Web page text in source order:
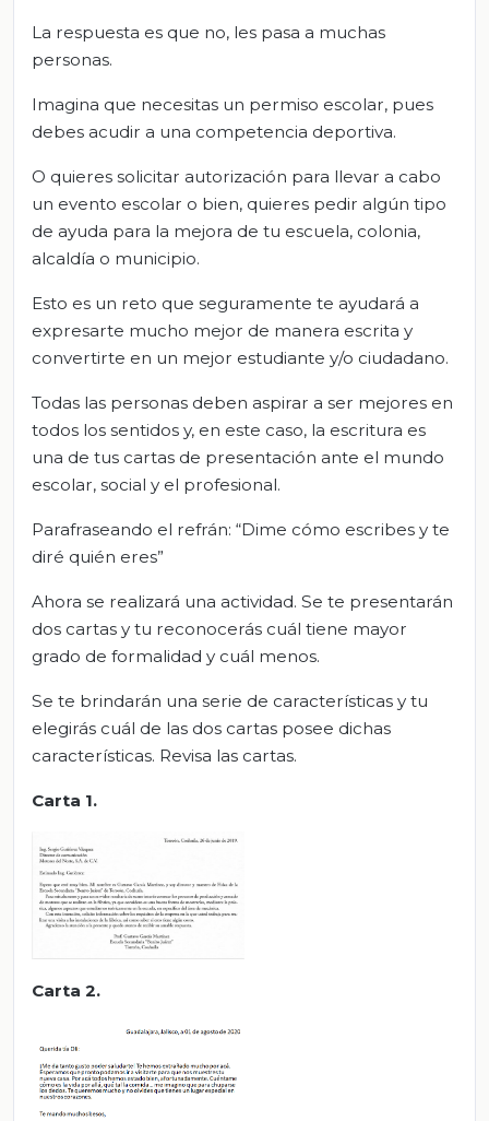
La respuesta es que no, les pasa a muchas
personas.
Imagina que necesitas un permiso escolar, pues
debes acudir a una competencia deportiva.
O quieres solicitar autorización para llevar a cabo
un evento escolar o bien, quieres pedir algún tipo
de ayuda para la mejora de tu escuela, colonia,
alcaldía o municipio.
Esto es un reto que seguramente te ayudará a
expresarte mucho mejor de manera escrita y
convertirte en un mejor estudiante y/o ciudadano.
Todas las personas deben aspirar a ser mejores en
todos los sentidos y, en este caso, la escritura es
una de tus cartas de presentación ante el mundo
escolar, social y el profesional.
Parafraseando el refrán: “Dime cómo escribes y te
diré quién eres”
Ahora se realizará una actividad. Se te presentarán
dos cartas y tu reconocerás cuál tiene mayor
grado de formalidad y cuál menos.
Se te brindarán una serie de características y tu
elegirás cuál de las dos cartas posee dichas
características. Revisa las cartas.
Carta 1.
Carta 2.